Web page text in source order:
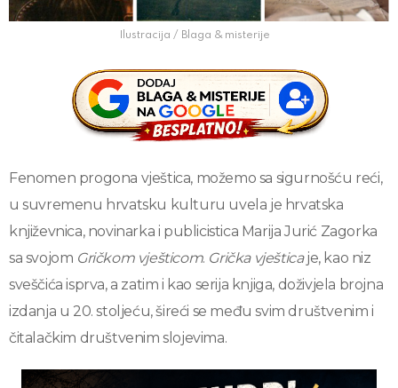
Ilustracija / Blaga & misterije
Fenomen progona vještica, možemo sa sigurnošću reći,
u suvremenu hrvatsku kulturu uvela je hrvatska
književnica, novinarka i publicistica Marija Jurić Zagorka
sa svojom Gričkom vješticom. Grička vješticaje, kao niz
sveščića isprva, a zatim i kao serija knjiga, doživjela brojna
izdanja u 20. stoljeću, šireći se među svim društvenim i
čitalačkim društvenim slojevima.